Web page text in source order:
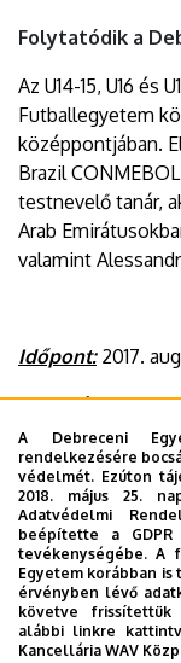
Folytatódik a
Az U14-15, U16 és
Futballegyetem
középpontjában.
Brazil
testnevelő tanár,
Arab
valamint
Időpont:2017.
Helyszín:
utcai sporttelep
Dokumentumok
futballegyetem_-
Last update: 2021. 11. 22.
A Debreceni
rendelkezésére
védelmét. Ezúton
2018. május 25.
Adatvédelmi
beépítette a
tevékenységébe. A
Egyetem korábban
érvényben lévő
követve frissítettük
alábbi linkre
Kancellária WAV